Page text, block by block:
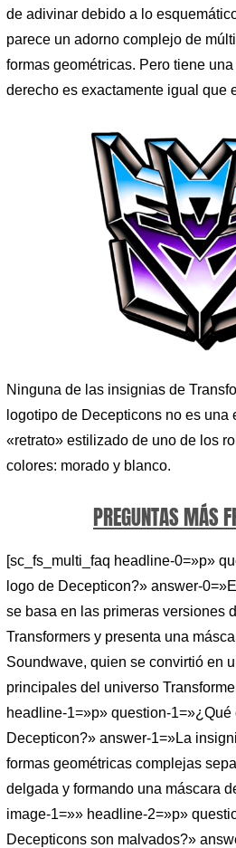
de adivinar debido a lo
parece un adorno complejo de
formas geométricas. Pero tiene
derecho es exactamente igual que
Ninguna de las insignias de
logotipo de Decepticons no es una
«retrato» estilizado de uno de los
colores: morado y blanco.
PREGUNTAS MÁS
[sc_fs_multi_faq headline-0=»p»
logo de Decepticon?» answer-
se basa en las primeras versiones
Transformers y presenta una
Soundwave, quien se convirtió en
principales del universo
headline-1=»p» question-1=»¿Qué
Decepticon?» answer-1=»La
formas geométricas complejas
delgada y formando una máscara
image-1=»» headline-2=»p»
Decepticons son malvados?»